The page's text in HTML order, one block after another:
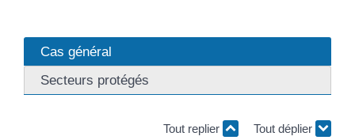
Cas général
Secteurs protégés
Tout replier Tout déplier